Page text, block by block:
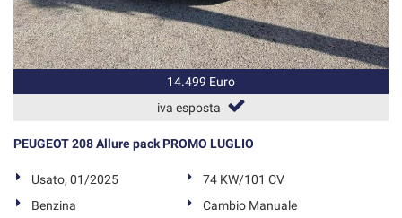
14.499 Euro
iva esposta
PEUGEOT 208 Allure pack PROMO LUGLIO
Usato, 01/2025
74 KW/101 CV
Benzina
Cambio Manuale